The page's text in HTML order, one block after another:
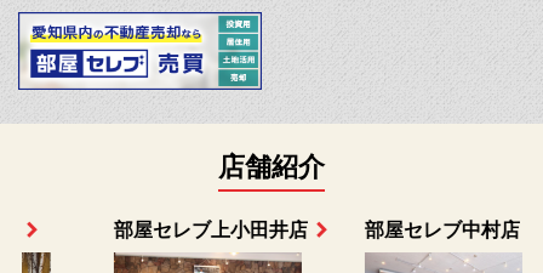
店舗紹介
部屋セレブ上小田井店 部屋セレブ中村店